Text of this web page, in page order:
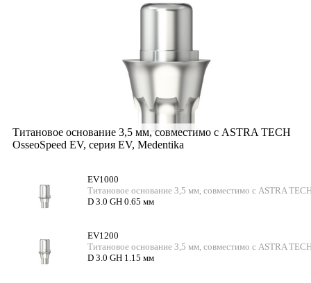
Титановое основание 3,5 мм, совместимо с ASTRA TECH
OsseoSpeed EV, серия EV, Medentika
EV1000
Титановое основание 3,5 мм, совместимо с ASTRA
D 3.0 GH 0.65 мм
EV1200
Титановое основание 3,5 мм, совместимо с ASTRA
D 3.0 GH 1.15 мм